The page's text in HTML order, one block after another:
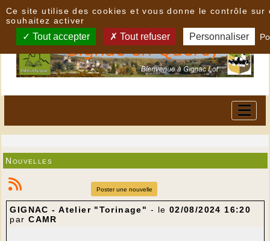
Nouvelles
Poster une nouvelle
GIGNAC - Atelier "Torinage" - le 02/08/2024 16:20
parCAMR
Ce site utilise des cookies et vous donne le contrôle sur
souhaitez activer
Tout accepter Tout refuser Personnaliser